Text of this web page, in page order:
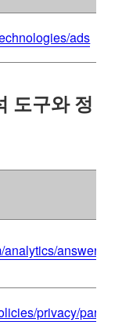
ads
도구와 정
analytics/answer/
privacy/